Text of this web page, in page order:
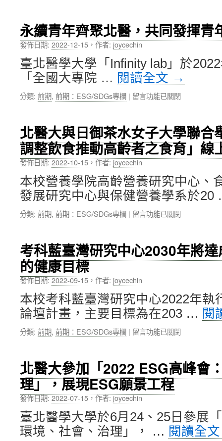
梨
大
校
長
Barney
Glover
教
蒞
臨
北
醫，
分
享
大
學
永
續
經
驗〉
中
推
動
SDGs
主
題
閱
讀，
邀
伶
朱、
趙
振
李
宜
達、
孫
瑛
師
等
導
度
學
習〉
中
永續青年齊聚北醫，共同發揮青
發佈日期:2022-12-15，作者: joycechin
臺北醫學大學「Infinity lab」於
「全國大專院 … 閱讀全文 →
分類: 前期, 前期：ESG/SDGs專欄 | 在
青
年
齊
聚
北
醫，
共
同
發
揮
永
續
影
力〉
中
留言功能已關閉
北醫大與日御茶水女子大學聯合
調整飲食推動高齡者之食育」線
發佈日期:2022-10-15，作者: joycechin
本校營養學院高齡營養研究中心、
發展研究中心與保健營養學系於
分類: 前期, 前期：ESG/SDGs專欄 | 在
大
與
日
茶
水
女
子
大
學
舉
辦
「以
食
物
質
地
留言功能已關閉
考科藍臺灣研究中心2030年將
的健康目標
發佈日期:2022-09-15， 作者: joycechin
本校考科藍臺灣研究中心2022年執
論壇計畫，主要目標為在203 … 閱
分類: 前期, 前期：ESG/SDGs專欄 | 在
臺
灣
研
究
中
心
2030
留言功能已關閉
北醫大參加「2022 ESG高峰會
理」，展現ESG願景工程
發佈日期:2022-07-15，作者: joycechin
臺北醫學大學於6月24、25日參展
環境、社會、治理」， … 閱讀全